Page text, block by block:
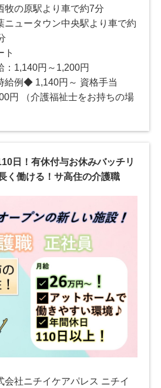
牧の原駅より車で約7分
ニュータウン中央駅より車で約
ト
：1,140円～1,200円
給例◆ 1,140円～ 資格手当
円 （介護福祉士をお持ちの場
日！有休付与お休みバッチリ
く働ける！サ高住の介護職
会社ニチイケアパレス ニチイ